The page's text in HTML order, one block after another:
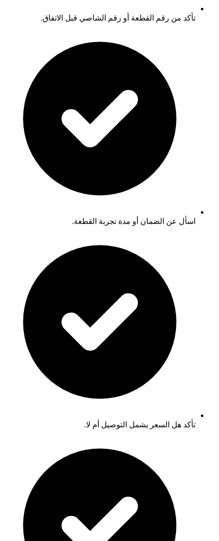
تأكد من رقم القطعة أو رقم الشاصي قبل الاتفاق.
اسأل عن الضمان أو مدة تجربة القطعة.
تأكد هل السعر يشمل التوصيل أم لا.